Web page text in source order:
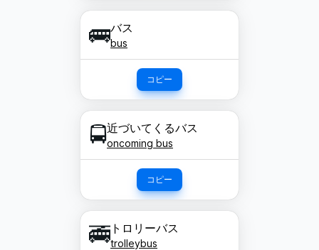
🚌バス
bus
コピー
🚍近づいてくるバス
oncoming bus
コピー
🚎 トロリーバス
trolleybus